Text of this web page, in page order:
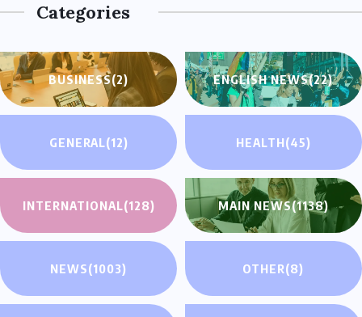
Categories
BUSINESS(2) ENGLISH NEWS(22)
GENERAL(12) HEALTH(45)
INTERNATIONAL(128) MAIN NEWS(1138)
NEWS(1003) OTHER(8)